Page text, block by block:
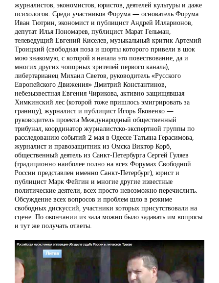
журналистов, экономистов, юристов, деятелей культуры и даже
психологов. Среди участников Форума — основатель Форума
Иван Тютрин, экономист и публицист Андрей Илларионов,
депутат Илья Пономарев, публицист Марат Гельман,
телеведущий Евгений Киселев, музыкальный критик Артемий
Троицкий (свободная поза и шорты которого привели в шок
мою знакомую, с которой я начала это повествование, да и
многих других чопорных зрителей первого канала),
либертарианец Михаил Светов, руководитель «Русского
Европейского Движения» Дмитрий Константинов,
небезызвестная Евгения Чирикова, активно защищявшая
Химкинский лес (которой тоже пришлось эмигрировать за
границу), журналист и публицист Игорь Яковенко —
руководитель проекта Международный общественный
трибунал, координатор журналистско-экспертной группы по
расследованию событий 2 мая в Одессе Татьяна Герасимова,
журналист и правозащитник из Омска Виктор Корб,
общественный деятель из Санкт-Петербурга Сергей Гуляев
(традиционно наиболее полно на всех Форумах Свободной
России представлен именно Санкт-Петербург), юрист и
публицист Марк Фейгин и многие другие известные
политические деятели, всех просто невозможно перечислить.
Обсуждение всех вопросов и проблем шло в режиме
свободных дискуссий, участники которых присутствовали на
сцене. По окончании из зала можно было задавать им вопросы
и тут же получать ответы.